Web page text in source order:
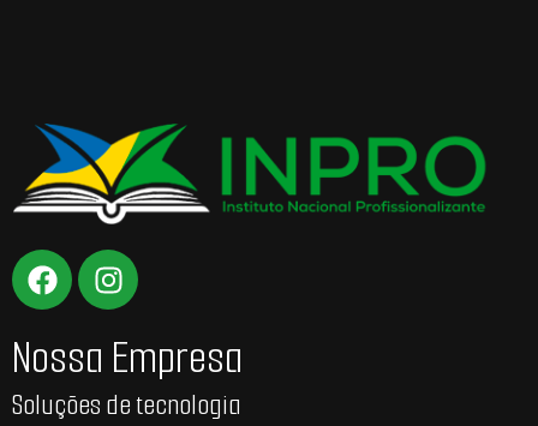
Nossa Empresa
Soluções de tecnologia